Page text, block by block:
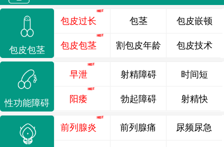
包皮包茎
包皮过长
包皮包茎
包茎
割包皮年龄
包皮嵌顿
包皮技术
性功能障碍
早泄
阳痿
射精障碍
勃起障碍
时间短
射精快
前列腺炎 前列腺痛 尿频尿急